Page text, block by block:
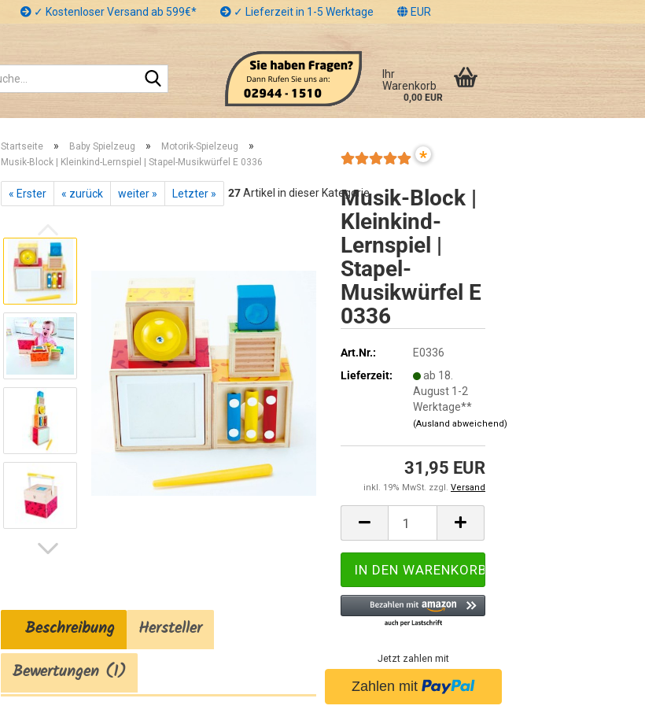
✓ Kostenloser Versand ab 599€* ✓ Lieferzeit in 1-5 Werktage
EUR
Ihr
Warenkorb
0,00 EUR
Startseite » Baby Spielzeug » Motorik-Spielzeug »
Musik-Block | Kleinkind-Lernspiel | Stapel-Musikwürfel E 0336
« Erster « zurück weiter » Letzter » 27Artikel in dieser Kategorie
*
Musik-Block |
Kleinkind-
Lernspiel |
Stapel-
Musikwürfel E
0336
Art.Nr.:
E0336
Lieferzeit:
ab 18.
August 1-2
Werktage**
(Ausland abweichend)
31,95 EUR
inkl. 19% MwSt. zzgl. Versand
Jetzt zahlen mit
Beschreibung
Hersteller
Bewertungen (1)